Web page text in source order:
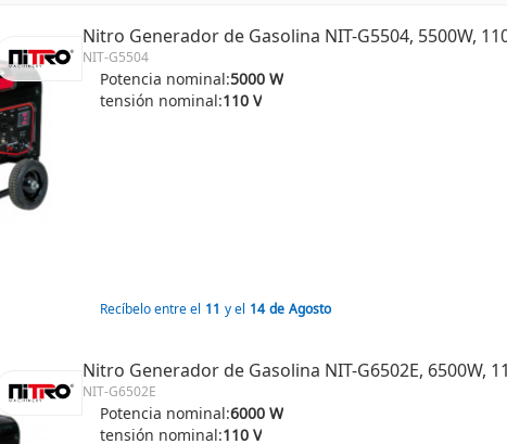
Nitro Generador de Gasolina NIT-G5504, 5500W,
NIT-G5504
Potencia nominal:5000 W
tensión nominal:110 V
Recíbelo entre el 11 y el 14 de Agosto
Nitro Generador de Gasolina NIT-G6502E, 6500W,
NIT-G6502E
Potencia nominal:6000 W
tensión nominal:110 V